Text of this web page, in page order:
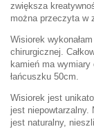
zwiększa
można przeczyta w
Wisiorek
chirurgicznej.
kamień ma wymiary
łańcuszku 50cm.
Wisiorek jest
jest niepowtarzalny.
jest naturalny,